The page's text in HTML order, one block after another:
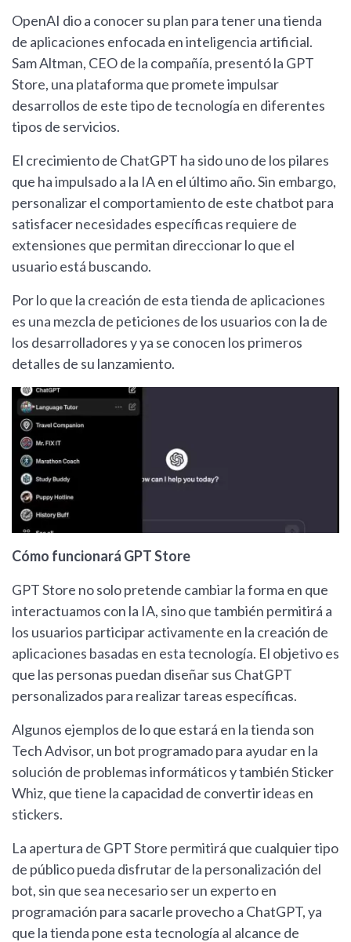
OpenAI dio a conocer su plan para tener una tienda
de aplicaciones enfocada en inteligencia artificial.
Sam Altman, CEO de la compañía, presentó la GPT
Store, una plataforma que promete impulsar
desarrollos de este tipo de tecnología en diferentes
tipos de servicios.
El crecimiento de ChatGPT ha sido uno de los pilares
que ha impulsado a la IA en el último año. Sin embargo,
personalizar el comportamiento de este chatbot para
satisfacer necesidades específicas requiere de
extensiones que permitan direccionar lo que el
usuario está buscando.
Por lo que la creación de esta tienda de aplicaciones
es una mezcla de peticiones de los usuarios con la de
los desarrolladores y ya se conocen los primeros
detalles de su lanzamiento.
Cómo funcionará GPT Store
GPT Store no solo pretende cambiar la forma en que
interactuamos con la IA, sino que también permitirá a
los usuarios participar activamente en la creación de
aplicaciones basadas en esta tecnología. El objetivo es
que las personas puedan diseñar sus ChatGPT
personalizados para realizar tareas específicas.
Algunos ejemplos de lo que estará en la tienda son
Tech Advisor, un bot programado para ayudar en la
solución de problemas informáticos y también Sticker
Whiz, que tiene la capacidad de convertir ideas en
stickers.
La apertura de GPT Store permitirá que cualquier tipo
de público pueda disfrutar de la personalización del
bot, sin que sea necesario ser un experto en
programación para sacarle provecho a ChatGPT, ya
que la tienda pone esta tecnología al alcance de